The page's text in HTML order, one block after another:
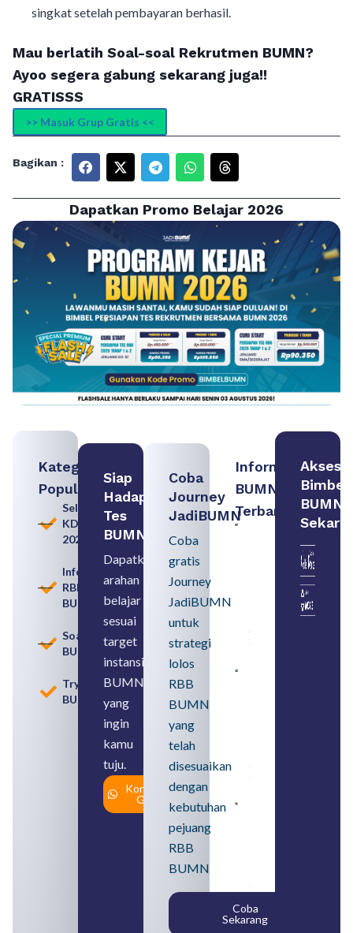
singkat setelah pembayaran berhasil.
Mau berlatih Soal-soal Rekrutmen BUMN?
Ayoo segera gabung sekarang juga!!
GRATISSS
>> Masuk Grup Gratis <<
Bagikan :
Dapatkan Promo Belajar 2026
Kategori
Populer
Seleksi
KDKMP
2026
Informasi
RBB
BUMN
Soal
BUMN
Tryout
BUMN
Siap
Hadapi
Tes
BUMN
Dapatkan
arahan
belajar
sesuai
target
instansi
BUMN
yang
ingin
kamu
tuju.
Konsultasi
Gratis
Coba
Journey
JadiBUMN
Coba
gratis
Journey
JadiBUMN
untuk
strategi
lolos
RBB
BUMN
yang
telah
disesuaikan
dengan
kebutuhan
pejuang
RBB
BUMN
Coba
Sekarang
Informasi
BUMN
Terbaru:
Persiapan
Seleksi
Rekrutmen
Memahami
August 8,
2026
August 6,
2026
SMA
Syarat,
Posisi,
dan
Cara
Akses
Bimbel
BUMN